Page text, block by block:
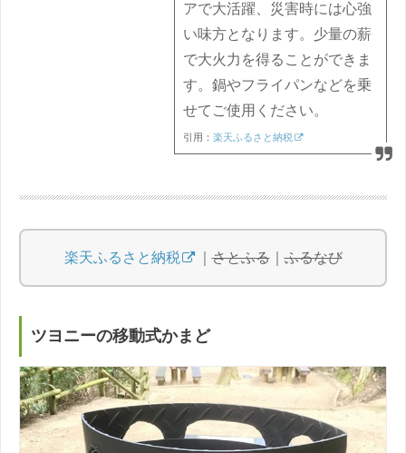
アで大活躍、災害時には心強
い味方となります。少量の薪
で大火力を得ることができま
す。鍋やフライパンなどを乗
せてご使用ください。
引用： 楽天ふるさと納税
楽天ふるさと納税 ｜さとふる｜ふるなび
ツヨニーの移動式かまど